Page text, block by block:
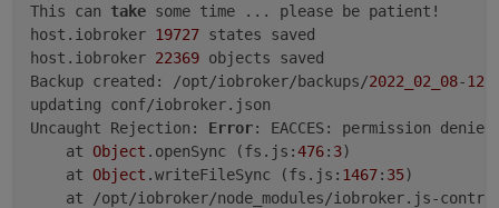
This can take some time ... please be patient!
host.iobroker 19727 states saved
host.iobroker 22369 objects saved
Backup created: /opt/iobroker/backups/2022_02_08-
updating conf/iobroker.json
Uncaught Rejection: Error: EACCES: permission
    at
Object .openSync (fs.js:476: 3)
    at
Object .writeFileSync (fs.js: 1467: 35)
at /opt/iobroker/node_modules/iobroker.js-